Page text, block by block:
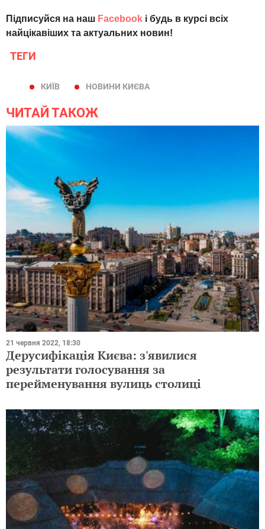
Підписуйся на наш Facebook і будь в курсі всіх
найцікавіших та актуальних новин!
ТЕГИ
КИЇВ НОВИНИ КИЄВА
ЧИТАЙ ТАКОЖ
21 червня 2022, 18:30
Дерусифікація Києва: з'явилися
результати голосування за
перейменування вулиць столиці